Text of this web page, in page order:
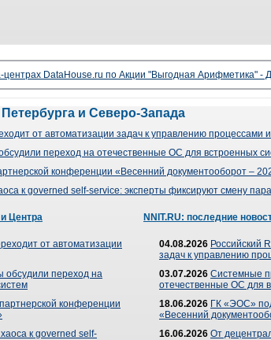
центрах DataHouse.ru по Акции "Выгодная Арифметика"
и Северо-Запада
от автоматизации задач к управлению процессами и
переход на отечественные ОС для встроенных
конференции «Весенний документооборот –
к governed self-service: эксперты фиксируют смену
Центра
от автоматизации
обсудили переход на
конференции
к governed self-
NNIT.RU: последние
04.08.2026 Российский
задач к управлению
03.07.2026 Системные
отечественные ОС для
18.06.2026 ГК «ЭОС»
«Весенний
16.06.2026 От